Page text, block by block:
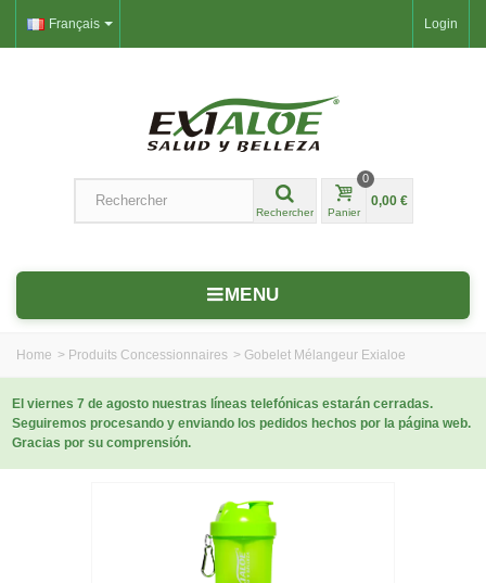
Login
Français
Rechercher Panier
0
0,00 €
MENU
Home > Produits Concessionnaires > Gobelet Mélangeur Exialoe
El viernes 7 de agosto nuestras líneas telefónicas estarán cerradas.
Seguiremos procesando y enviando los pedidos hechos por la página web.
Gracias por su comprensión.